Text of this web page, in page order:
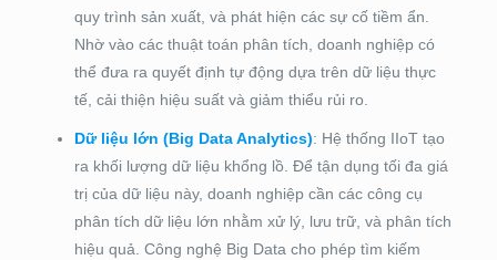
quy trình sản xuất, và phát hiện các sự cố tiềm ẩn.
Nhờ vào các thuật toán phân tích, doanh nghiệp có
thể đưa ra quyết định tự động dựa trên dữ liệu thực
tế, cải thiện hiệu suất và giảm thiểu rủi ro.
Dữ liệu lớn (Big Data Analytics): Hệ thống IIoT tạo
ra khối lượng dữ liệu khổng lồ. Để tận dụng tối đa giá
trị của dữ liệu này, doanh nghiệp cần các công cụ
phân tích dữ liệu lớn nhằm xử lý, lưu trữ, và phân tích
hiệu quả. Công nghệ Big Data cho phép tìm kiếm